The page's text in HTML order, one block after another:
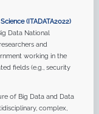
(ITADATA2022)
Data National
and
working in the
fields (e.g., security
of Big Data and Data
complex,